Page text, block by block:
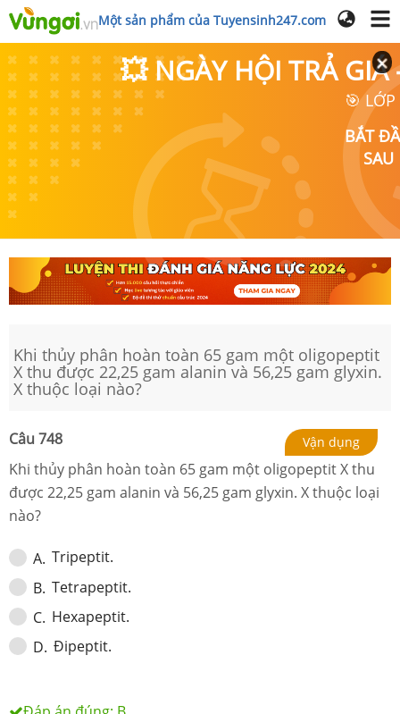
Một sản phẩm của Tuyensinh247.com
💥 NGÀY HỘI TRẢ GIÁ
🎯
BẮT
SAU
Khi thủy phân hoàn toàn 65 gam một oligopeptit
X thu được 22,25 gam alanin và 56,25 gam glyxin.
X thuộc loại nào?
Câu 748 Vận dụng
Khi thủy phân hoàn toàn 65 gam một oligopeptit X thu
được 22,25 gam alanin và 56,25 gam glyxin. X thuộc loại
nào?
A. Tripeptit.
B. Tetrapeptit.
C. Hexapeptit.
D. Đipeptit.